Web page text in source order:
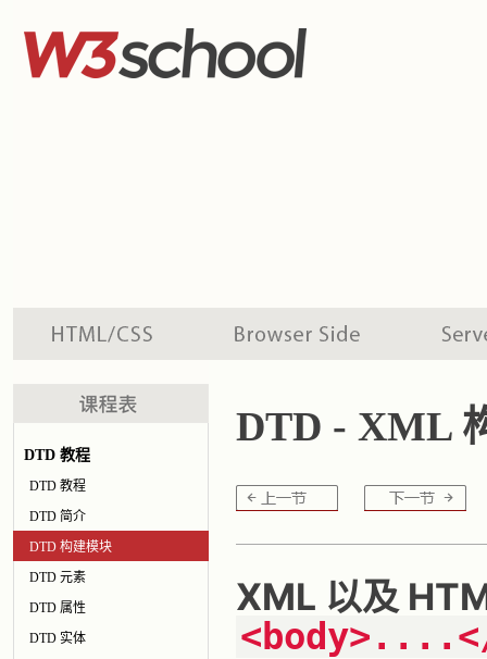
DTD 教程
DTD 教程
DTD 简介
DTD 构建模块
DTD 元素
DTD 属性
DTD 实体
DTD - XML
XML 以及